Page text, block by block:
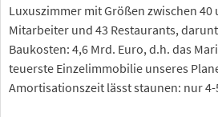
Luxuszimmer mit Größen zwischen 40
Mitarbeiter und 43 Restaurants,
Baukosten: 4,6 Mrd. Euro, d.h. das
teuerste Einzelimmobilie unseres
Amortisationszeit lässt staunen: nur 4-